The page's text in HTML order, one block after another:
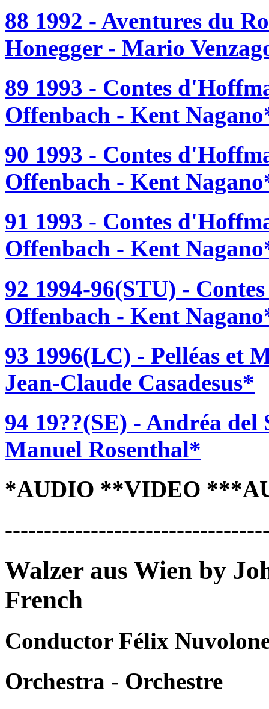
88 1992 - Aventures du
Honegger - Mario
89 1993 - Contes
Offenbach - Kent
90 1993 - Contes
Offenbach - Kent
91 1993 - Contes
Offenbach - Kent
92 1994-96(STU) -
Offenbach - Kent
93 1996(LC) - Pelléas et
Jean-Claude Casadesus*
94 19??(SE) - Andréa
Manuel Rosenthal*
*AUDIO **VIDEO
Walzer aus Wien by
French
Conductor Félix
Orchestra - Orchestre